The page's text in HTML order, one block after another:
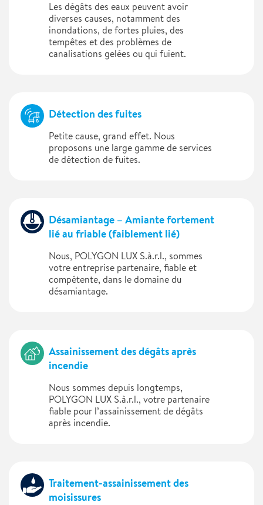
Les dégâts des eaux peuvent avoir
diverses causes, notamment des
inondations, de fortes pluies, des
tempêtes et des problèmes de
canalisations gelées ou qui fuient.
Détection des fuites
Petite cause, grand effet. Nous
proposons une large gamme de services
de détection de fuites.
Désamiantage – Amiante fortement
lié au friable (faiblement lié)
Nous, POLYGON LUX S.à.r.l., sommes
votre entreprise partenaire, fiable et
compétente, dans le domaine du
désamiantage.
Assainissement des dégâts après
incendie
Nous sommes depuis longtemps,
POLYGON LUX S.à.r.l., votre partenaire
fiable pour l’assainissement de dégâts
après incendie.
Traitement-assainissement des
moisissures